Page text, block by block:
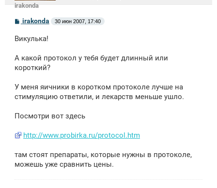
irakonda
С
о
б
н
и
irakonda 30 июн 2007, 17:40
Викулька!
А какой протокол у тебя будет длинный или
короткий?
У меня яичники в коротком протоколе лучше на
стимуляцию ответили, и лекарств меньше ушло.
Посмотри вот здесь
http://www.probirka.ru/protocol.htm
там стоят препараты, которые нужны в протоколе,
можешь уже сравнить цены.